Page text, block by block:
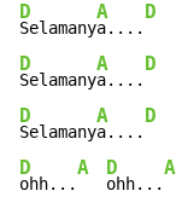
D
Selamany
A
a....
D
D
Selamany
A
a....
D
D
Selamany
A
a....
D
D
ohh...
A D
ohh...
A